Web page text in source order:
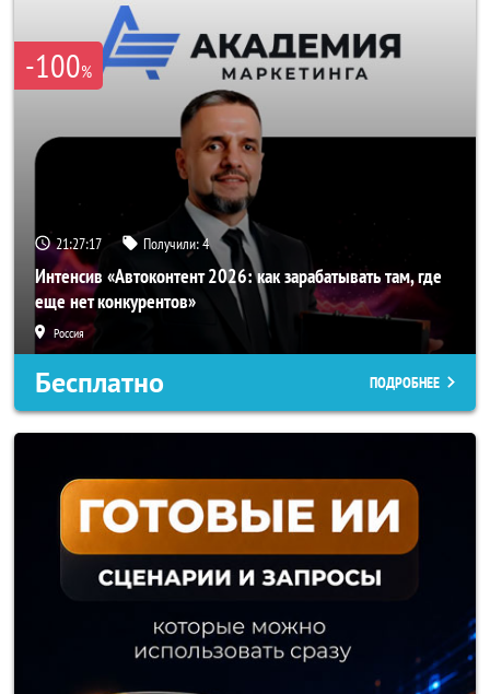
-100%
21:27:14 Получили:4
Интенсив «Автоконтент 2026: как зарабатывать там, где
еще нет конкурентов»
Россия
Бесплатно ПОДРОБНЕЕ